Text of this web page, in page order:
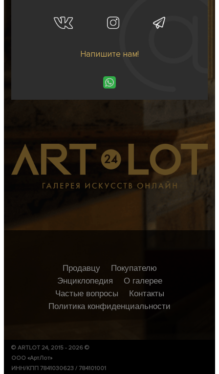
Напишите нам!
Продавцу
Покупателю
Энциклопедия
О галерее
Частые вопросы
Контакты
Политика конфиденциальности
© ARTLOT 24, 2015 - 2026 ©
ООО «АртЛот»
ИНН/КПП 7841030623 / 784101001